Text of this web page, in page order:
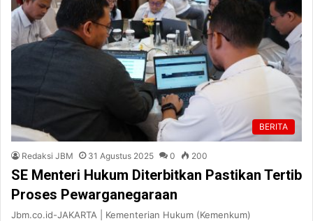
BERITA
Redaksi JBM 31 Agustus 2025 0 200
SE Menteri Hukum Diterbitkan Pastikan Tertib
Proses Pewarganegaraan
Jbm.co.id-JAKARTA | Kementerian Hukum (Kemenkum)